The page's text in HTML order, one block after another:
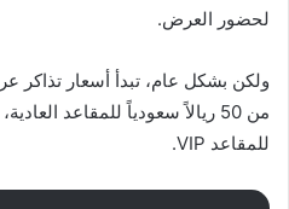
لحضور العرض.
للمقاعد VIP.